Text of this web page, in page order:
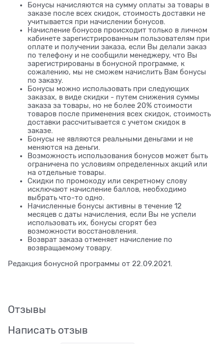
Бонусы начисляются на сумму оплаты за товары в
заказе после всех скидок, стоимость доставки не
учитывается при начислении бонусов.
Начисление бонусов происходит только в личном
кабинете зарегистрированным пользователям при
оплате и получении заказа, если Вы делали заказ
по телефону и не сообщили менеджеру, что Вы
зарегистрированы в бонусной программе, к
сожалению, мы не сможем начислить Вам бонусы
по заказу.
Бонусы можно использовать при следующих
заказах, в виде скидки - путем снижения суммы
заказа за товары, но не более 20% стоимости
товаров после применения всех скидок, стоимость
доставки рассчитывается с учетом скидок в
заказе.
Бонусы не являются реальными деньгами и не
меняются на деньги.
Возможность использования бонусов может быть
ограничена по условиям определенных акций или
на отдельные товары.
Скидки по промокоду или секретному слову
исключают начисление баллов, необходимо
выбрать что-то одно.
Начисленные бонусы активны в течение 12
месяцев с даты начисления, если Вы не успели
использовать их, бонусы сгорят без
возможности восстановления.
Возврат заказа отменяет начисление по
возвращаемому товару.
Редакция бонусной программы от 22.09.2021.
Отзывы
Написать отзыв